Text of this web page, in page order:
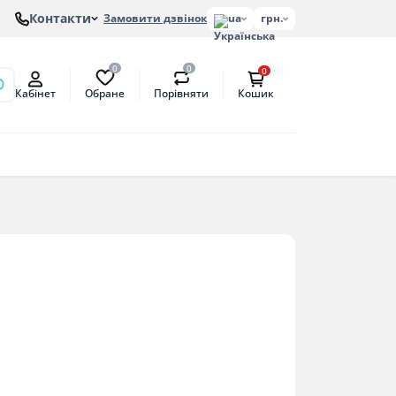
Контакти Замовити дзвінок ua грн.
Кабінет
0
Обране
0
Порівняти
0
Кошик